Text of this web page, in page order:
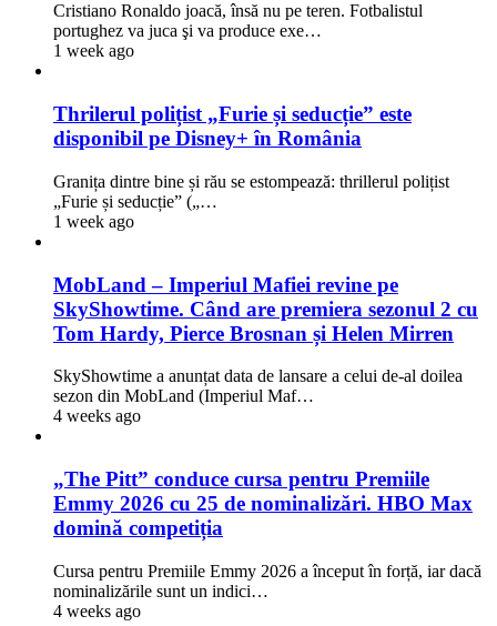
Cristiano Ronaldo joacă, însă nu pe teren. Fotbalistul
portughez va juca şi va produce exe…
1 week ago
Thrilerul polițist „Furie și seducție” este
disponibil pe Disney+ în România
Granița dintre bine și rău se estompează: thrillerul polițist
„Furie și seducție” („…
1 week ago
MobLand – Imperiul Mafiei revine pe
SkyShowtime. Când are premiera sezonul 2 cu
Tom Hardy, Pierce Brosnan și Helen Mirren
SkyShowtime a anunțat data de lansare a celui de-al doilea
sezon din MobLand (Imperiul Maf…
4 weeks ago
„The Pitt” conduce cursa pentru Premiile
Emmy 2026 cu 25 de nominalizări. HBO Max
domină competiția
Cursa pentru Premiile Emmy 2026 a început în forță, iar dacă
nominalizările sunt un indici…
4 weeks ago